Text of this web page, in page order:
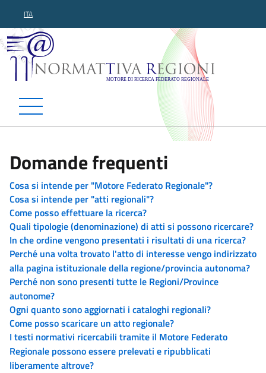
ITA
Normattiva Regioni -
Domande frequenti
Cosa si intende per "Motore Federato Regionale"?
Cosa si intende per "atti regionali"?
Come posso effettuare la ricerca?
Quali tipologie (denominazione) di atti si possono ricercare?
In che ordine vengono presentati i risultati di una ricerca?
Perché una volta trovato l'atto di interesse vengo indirizzato
alla pagina istituzionale della regione/provincia autonoma?
Perché non sono presenti tutte le Regioni/Province
autonome?
Ogni quanto sono aggiornati i cataloghi regionali?
Come posso scaricare un atto regionale?
I testi normativi ricercabili tramite il Motore Federato
Regionale possono essere prelevati e ripubblicati
liberamente altrove?